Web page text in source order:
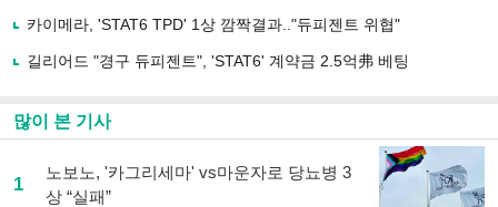
기
카이메라, 'STAT6 TPD' 1상 깜짝결과.."듀피젠트 위협"
길리어드 "경구 듀피젠트", 'STAT6' 계약금 2.5억弗 베팅
많이 본 기사
1
노보노, '카그리세마' vs마운자로 당뇨병 3
상 “실패”